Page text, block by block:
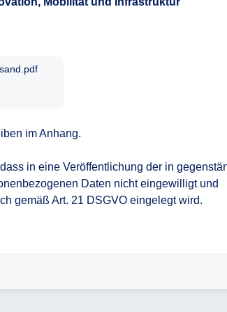
im Anhang.
in eine Veröffentlichung der in
Daten nicht eingewilligt und
gemäß Art. 21 DSGVO eingelegt wird.